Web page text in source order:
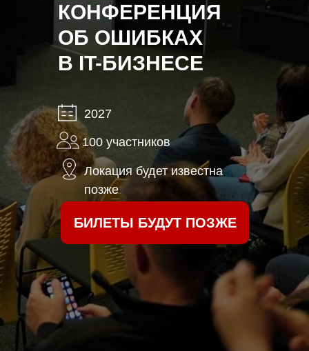
БИЛЕТЫ БУДУТ ПОЗЖЕ
2027
100 участников
Локация будет известна
позже
КОНФЕРЕНЦИЯ
ОБ ОШИБКАХ
В IT-БИЗНЕСЕ